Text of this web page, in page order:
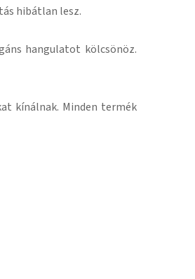
hibátlan lesz.
hangulatot kölcsönöz.
kínálnak. Minden termék